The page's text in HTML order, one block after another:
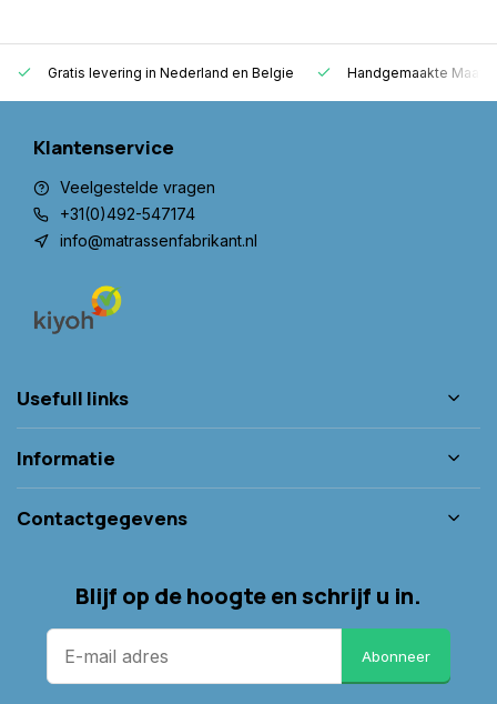
Gratis levering in Nederland en Belgie Handgemaakte
Klantenservice
Veelgestelde vragen
+31(0)492-547174
info@matrassenfabrikant.nl
Usefull links
Informatie
Contactgegevens
Blijf op de hoogte en schrijf u in.
Abonneer